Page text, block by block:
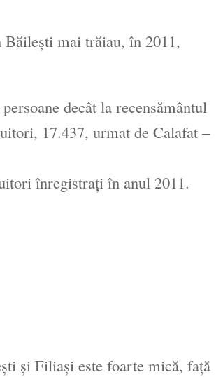
mai trăiau, în 2011,
decât la recensământul
17.437, urmat de Calafat –
înregistrați în anul 2011.
și Filiași este foarte mică, față